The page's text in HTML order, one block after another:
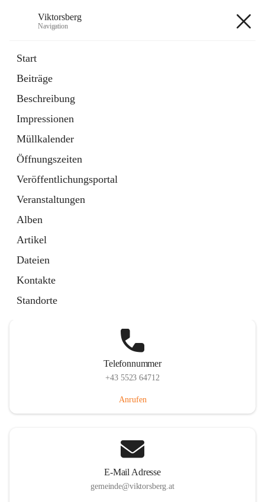
Viktorsberg
Navigation
Start
Beiträge
Beschreibung
Impressionen
Müllkalender
Öffnungszeiten
Veröffentlichungsportal
Veranstaltungen
Alben
Artikel
Dateien
Kontakte
Standorte
1 Schnellzugriff
Bürgerservice
10 Schnellzugriffe
Telefonnummer
+43 5523 64712
Anrufen
E-Mail Adresse
gemeinde@viktorsberg.at